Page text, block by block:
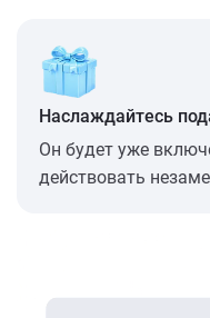
Наслаждайтесь
Он будет уже
действовать